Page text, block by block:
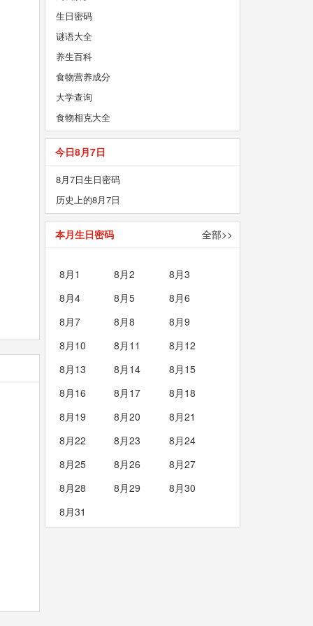
生日密码
谜语大全
养生百科
食物营养成分
大学查询
食物相克大全
今日8月7日
8月7日生日密码
历史上的8月7日
本月生日密码 全部>>
8月1 8月2
8月3
8月4
8月5
8月6
8月7
8月8
8月9
8月10
8月11
8月12
8月13
8月14
8月15
8月16
8月17
8月18
8月19
8月20
8月21
8月22
8月23
8月24
8月25
8月26
8月27
8月28
8月29
8月30
8月31